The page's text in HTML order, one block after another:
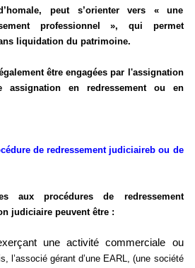
peut s’orienter vers « une
professionnel », qui permet
liquidation du patrimoine.
être engagées par l'assignation
assignation en redressement ou en
de redressement judiciaireb ou de
aux procédures de redressement
judiciaire peuvent être :
une activité commerciale ou
l’associé gérant d’une EARL, (une société